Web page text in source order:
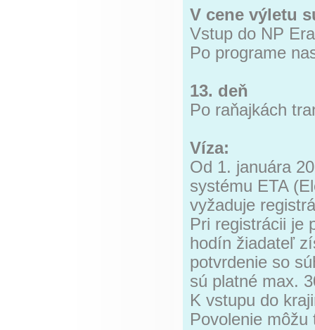
V cene výletu
Vstup do NP
Po programe
13. deň
Po raňajkách
Víza:
Od 1. januára
systému ETA
vyžaduje
Pri registrácii je
hodín žiadateľ
potvrdenie so
sú platné max.
K vstupu do
Povolenie